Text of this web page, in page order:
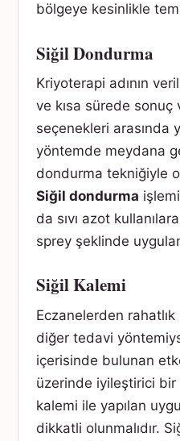
bölgeye kesinlikle
Siğil Dondurma
Kriyoterapi adının
ve kısa sürede
seçenekleri arasında
yöntemde meydana
dondurma tekniğiyle
Siğil dondurma
da sıvı azot
sprey şeklinde
Siğil Kalemi
Eczanelerden
diğer tedavi
içerisinde bulunan
üzerinde iyileştirici
kalemi ile yapılan
dikkatli olunmalıdır.